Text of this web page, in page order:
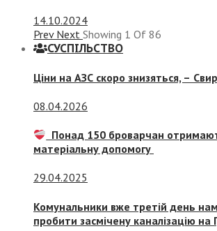
14.10.2024
Prev Next Showing 1 Of 86
СУСПIЛЬСТВО
Ціни на АЗС скоро знизяться, –
08.04.2026
Понад 150 броварчан
матеріальну допомогу
29.04.2025
Комунальники вже третій день
пробити засмічену каналізацію на